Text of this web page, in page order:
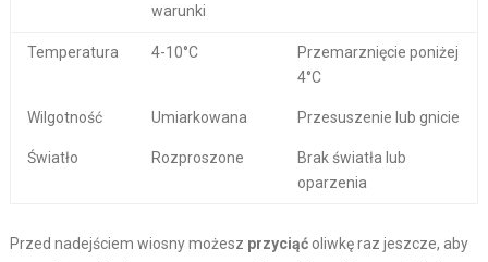
warunki
Temperatura 4-10°C
Przemarznięcie poniżej
4°C
Wilgotność Umiarkowana Przesuszenie lub gnicie
Światło Rozproszone
Brak światła lub
oparzenia
Przed nadejściem wiosny możesz przyciąćoliwkę raz jeszcze, aby